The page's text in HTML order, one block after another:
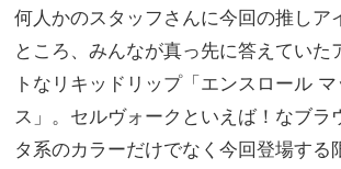
何人かのスタッフさんに今回の推しア
ところ、みんなが真っ先に答えていた
トなリキッドリップ「エンスロール
ス」。セルヴォークといえば！なブラ
タ系のカラーだけでなく今回登場する